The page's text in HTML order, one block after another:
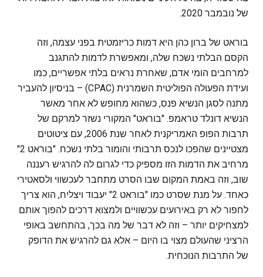
של נובמבר 2020.
בוראט של ברון כהן היא דמות כריזמטית בפני עצמה, וזה
הקסם הבלתי נשכח שלה, ומאפשרת לדמות להתגנב
למרחבים הומי אדם, שאחרת נראים בלתי אפשריים, כמו
ועידת הפעולה הפוליטית השמרנית (CPAC) – בניסיון להעביר
מתנה לסגן הנשיא פנס, כשהוא מחופש לא אחר מאשר
הנשיא דונלד טראמפ. "בוראט" המקורי נשזר למרקם של
תרבות הפופ האמריקנית לאחר שנת 2006, עם ציטוטים
מצטיינים שהפכו לנכס תרבותי והומור בלתי נשכח. "בוראט 2"
מרחיב את הדמות הזו מספיק כדי לגרום לה להרגיש רעננה
שוב, וזה באמת המקום שבו הסרט מתחבר לעכשווי ולסאטירי
כאחד. על מנת שסרט כמו "בוראט 2" יעבוד ויצליח, הוא צריך
לחפור לא רק באירועים עכשוויים ולמצוא דרכים להפוך אותם
למצחיקים יותר – וזה לא דבר של מה בכך, בהתחשב באופי
הרציני שהעולם מצוי בו היום – אלא גם להרגיש את הדופק
של התרבות הנוכחית.